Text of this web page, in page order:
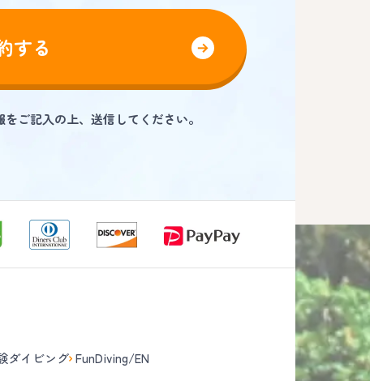
する
ご記入の上、送信してください。
ダイビング FunDiving/EN